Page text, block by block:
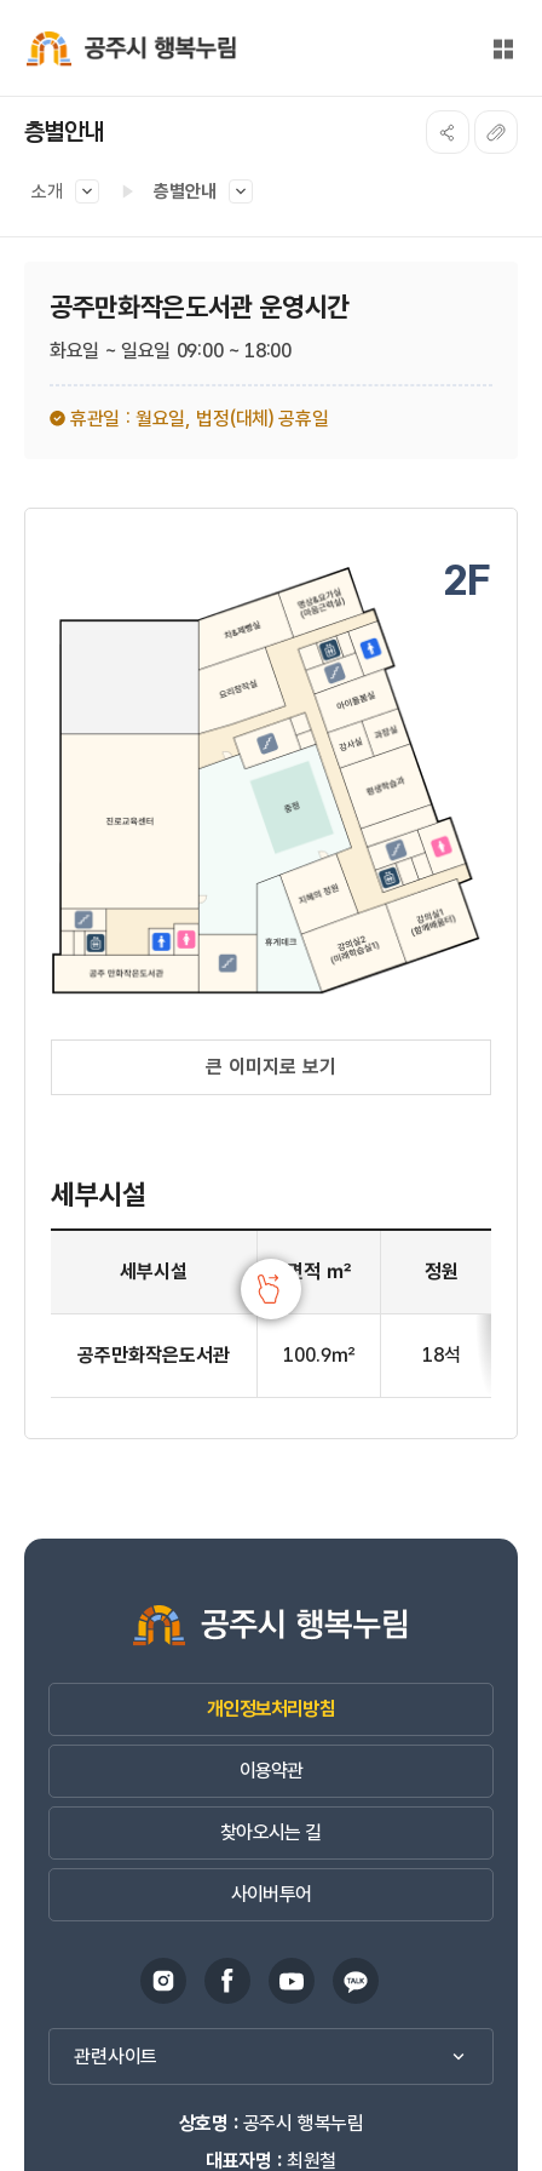
전체
층별안내
소개 층별안내
공주만화작은도서관 운영시간
화요일 ~ 일요일 09:00 ~ 18:00
휴관일 : 월요일, 법정(대체) 공휴일
2F
큰 이미지로 보기
세부시설
2층 공주만화작은도서관 세부시설
세부시설
면적 ㎡ 정원
공주만화작은도서관 100.9㎡ 18석
개인정보처리방침
이용약관
찾아오시는 길
사이버투어
관련사이트
상호명 :공주시 행복누림
대표자명 :최원철